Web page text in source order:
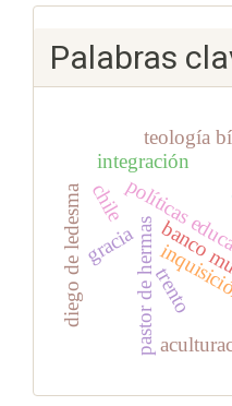
Palabras
políticas
pastor de hermas
integración
teología
banco
gracia
chile
diego de ledesma trento